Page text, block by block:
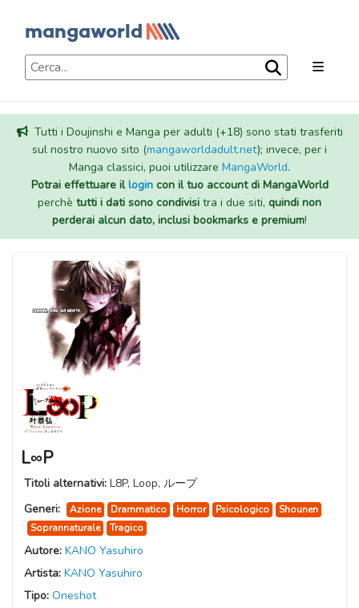
Tutti i Doujinshi e Manga per adulti (+18) sono stati trasferiti
sul nostro nuovo sito (mangaworldadult.net); invece, per i
Manga classici, puoi utilizzare MangaWorld.
Potrai effettuare illogincon il tuo account di MangaWorld
perchè tutti i dati sono condivisi tra i due siti, quindi non
perderai alcun dato, inclusi bookmarks e premium!
L∞P
Titoli alternativi: L8P, Loop, ループ
Generi:
Azione Drammatico Horror Psicologico
Shounen
Soprannaturale
Tragico
Autore: KANO Yasuhiro
Artista: KANO Yasuhiro
Tipo: Oneshot